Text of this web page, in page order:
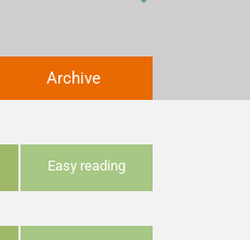
Archive
Easy reading